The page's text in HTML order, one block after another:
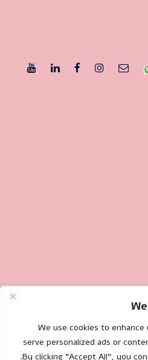
We use cookies to
serve personalized ads or
By clicking "Accept All", you